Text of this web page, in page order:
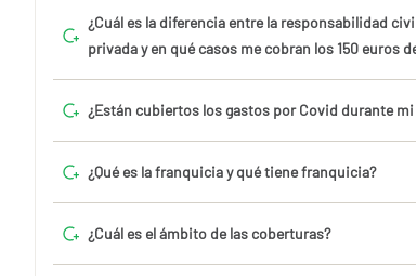
¿Cuál es la diferencia entre la responsabilidad
privada y en qué casos me cobran los 150 euros
¿Están cubiertos los gastos por Covid durante
¿Qué es la franquicia y qué tiene franquicia?
¿Cuál es el ámbito de las coberturas?